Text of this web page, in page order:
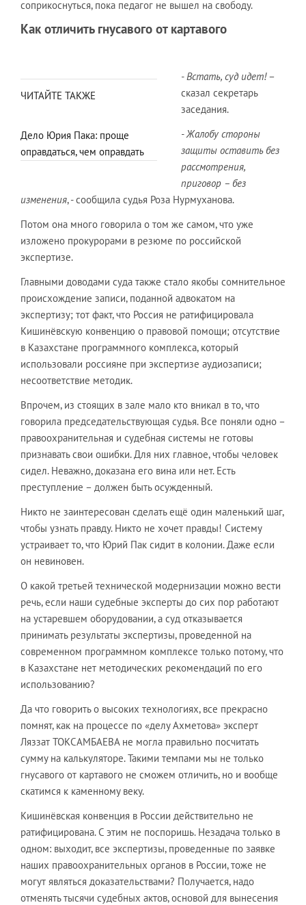
соприкоснуться, пока педагог не вышел на свободу.
Как отличить гнусавого от картавого
ЧИТАЙТЕ ТАКЖЕ
Дело Юрия Пака: проще
оправдаться, чем оправдать
- Встать, суд идет!–
сказал секретарь
заседания.
- Жалобу стороны
защиты оставить без
рассмотрения,
приговор – без
изменения, - сообщила судья Роза Нурмуханова.
Потом она много говорила о том же самом, что уже
изложено прокурорами в резюме по российской
экспертизе.
Главными доводами суда также стало якобы сомнительное
происхождение записи, поданной адвокатом на
экспертизу; тот факт, что Россия не ратифицировала
Кишинёвскую конвенцию о правовой помощи; отсутствие
в Казахстане программного комплекса, который
использовали россияне при экспертизе аудиозаписи;
несоответствие методик.
Впрочем, из стоящих в зале мало кто вникал в то, что
говорила председательствующая судья. Все поняли одно –
правоохранительная и судебная системы не готовы
признавать свои ошибки. Для них главное, чтобы человек
сидел. Неважно, доказана его вина или нет. Есть
преступление – должен быть осужденный.
Никто не заинтересован сделать ещё один маленький шаг,
чтобы узнать правду. Никто не хочет правды! Систему
устраивает то, что Юрий Пак сидит в колонии. Даже если
он невиновен.
О какой третьей технической модернизации можно вести
речь, если наши судебные эксперты до сих пор работают
на устаревшем оборудовании, а суд отказывается
принимать результаты экспертизы, проведенной на
современном программном комплексе только потому, что
в Казахстане нет методических рекомендаций по его
использованию?
Да что говорить о высоких технологиях, все прекрасно
помнят, как на процессе по «делу Ахметова» эксперт
Ляззат ТОКСАМБАЕВА не могла правильно посчитать
сумму на калькуляторе. Такими темпами мы не только
гнусавого от картавого не сможем отличить, но и вообще
скатимся к каменному веку.
Кишинёвская конвенция в России действительно не
ратифицирована. С этим не поспоришь. Незадача только в
одном: выходит, все экспертизы, проведенные по заявке
наших правоохранительных органов в России, тоже не
могут являться доказательствами? Получается, надо
отменять тысячи судебных актов, основой для вынесения